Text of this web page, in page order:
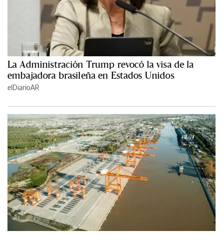
La Administración Trump revocó la visa de la
embajadora brasileña en Estados Unidos
elDiarioAR